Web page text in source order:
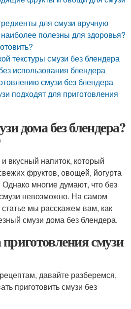
для смузи вручную
полезны для здоровья?
текстуры смузи без блендера
использования блендера
смузи без блендера
подходят для приготовления
дома без блендера?
вкусный напиток, который
фруктов, овощей, йогурта
Однако многие думают, что без
невозможно. На самом
статье мы расскажем вам, как
смузи дома без блендера.
смузи
давайте разберемся,
приготовить смузи без